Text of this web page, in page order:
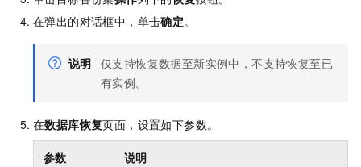
在弹出的对话框中，单击确定。
说明 仅支持恢复数据至新实例中，不支持恢复至已
有实例。
在数据库恢复页面，设置如下参数。
参数 说明